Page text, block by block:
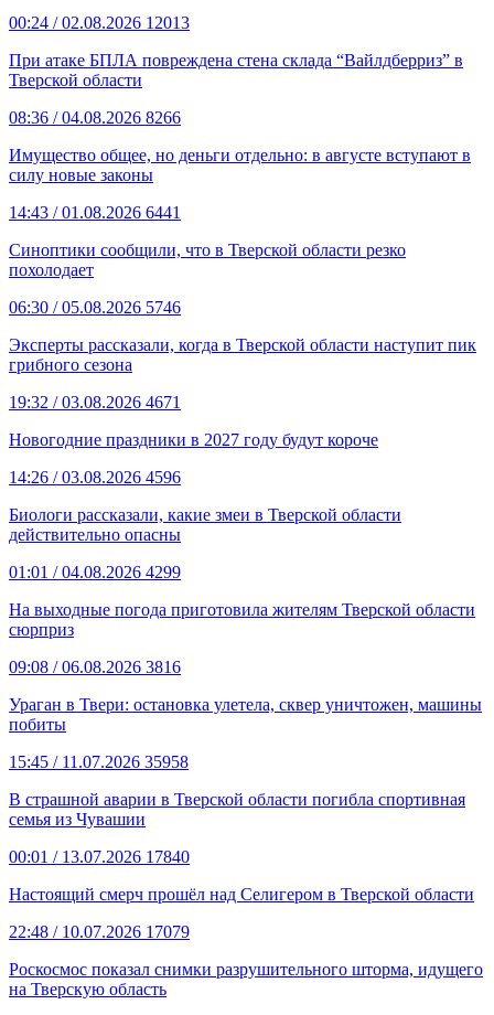
00:24 / 02.08.2026 12013
При атаке БПЛА повреждена стена склада “Вайлдберриз” в
Тверской области
08:36 / 04.08.2026 8266
Имущество общее, но деньги отдельно: в августе вступают в
силу новые законы
14:43 / 01.08.2026 6441
Синоптики сообщили, что в Тверской области резко
похолодает
06:30 / 05.08.2026 5746
Эксперты рассказали, когда в Тверской области наступит пик
грибного сезона
19:32 / 03.08.2026 4671
Новогодние праздники в 2027 году будут короче
14:26 / 03.08.2026 4596
Биологи рассказали, какие змеи в Тверской области
действительно опасны
01:01 / 04.08.2026 4299
На выходные погода приготовила жителям Тверской области
сюрприз
09:08 / 06.08.2026 3816
Ураган в Твери: остановка улетела, сквер уничтожен, машины
побиты
15:45 / 11.07.2026 35958
В страшной аварии в Тверской области погибла спортивная
семья из Чувашии
00:01 / 13.07.2026 17840
Настоящий смерч прошёл над Селигером в Тверской области
22:48 / 10.07.2026 17079
Роскосмос показал снимки разрушительного шторма, идущего
на Тверскую область